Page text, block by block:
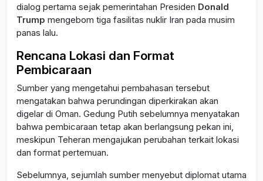
dialog pertama sejak pemerintahan Presiden Donald
Trump mengebom tiga fasilitas nuklir Iran pada musim
panas lalu.
Rencana Lokasi dan Format
Pembicaraan
Sumber yang mengetahui pembahasan tersebut
mengatakan bahwa perundingan diperkirakan akan
digelar di Oman. Gedung Putih sebelumnya menyatakan
bahwa pembicaraan tetap akan berlangsung pekan ini,
meskipun Teheran mengajukan perubahan terkait lokasi
dan format pertemuan.
Sebelumnya, sejumlah sumber menyebut diplomat utama